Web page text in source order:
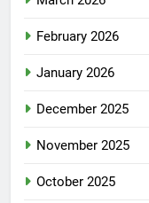
February 2026
January 2026
December 2025
November 2025
October 2025